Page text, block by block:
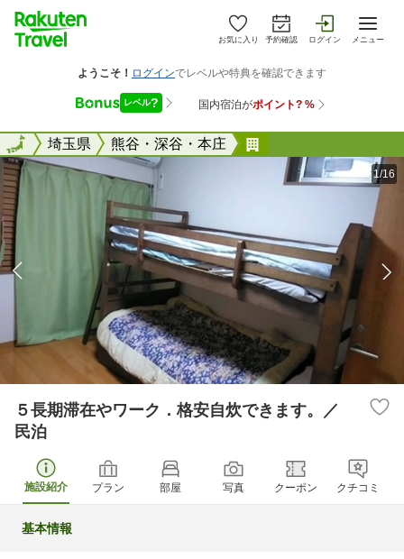
お気に入り 予約確認 ログイン メニュー
全国埼玉県 熊谷・深谷・本庄
全国
1/16
５長期滞在やワーク．格安自炊できます。／
民泊
施設紹介 プラン 部屋 写真 クーポン クチコミ
基本情報